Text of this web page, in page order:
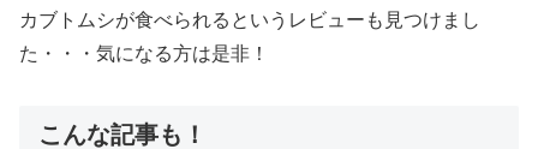
カブトムシが食べられるというレビューも見つけまし
た・・・気になる方は是非！
こんな記事も！